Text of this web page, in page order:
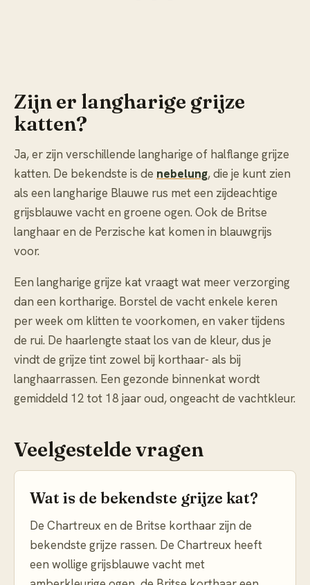
Zijn er langharige grijze
katten?
Ja, er zijn verschillende langharige of halflange grijze
katten. De bekendste is de nebelung, die je kunt zien
als een langharige Blauwe rus met een zijdeachtige
grijsblauwe vacht en groene ogen. Ook de Britse
langhaar en de Perzische kat komen in blauwgrijs
voor.
Een langharige grijze kat vraagt wat meer verzorging
dan een kortharige. Borstel de vacht enkele keren
per week om klitten te voorkomen, en vaker tijdens
de rui. De haarlengte staat los van de kleur, dus je
vindt de grijze tint zowel bij korthaar- als bij
langhaarrassen. Een gezonde binnenkat wordt
gemiddeld 12 tot 18 jaar oud, ongeacht de vachtkleur.
Veelgestelde vragen
Wat is de bekendste grijze kat?
De Chartreux en de Britse korthaar zijn de
bekendste grijze rassen. De Chartreux heeft
een wollige grijsblauwe vacht met